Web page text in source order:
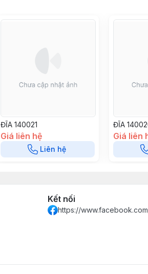
ĐĨA 140021
Giá liên hệ
Liên hệ
ĐĨA
Giá liên
Kết nối
https://